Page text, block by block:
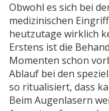
Obwohl es sich bei
medizinischen
heutzutage wirklich
Erstens ist die
Momenten schon
Ablauf bei den
so ritualisiert, dass
Beim Augenlasern